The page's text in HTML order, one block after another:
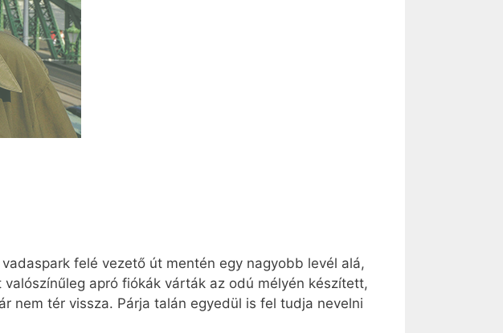
felé vezető út mentén egy nagyobb levél alá,
apró fiókák várták az odú mélyén készített,
nem tér vissza. Párja talán egyedül is fel tudja nevelni